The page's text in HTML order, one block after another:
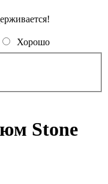
Хорошо
Stone